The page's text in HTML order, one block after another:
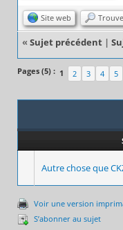
Site web
« Sujet précédent |
Pages (5) : 1 2 3 4 5
Autre chose que
Voir une version
S’abonner au sujet